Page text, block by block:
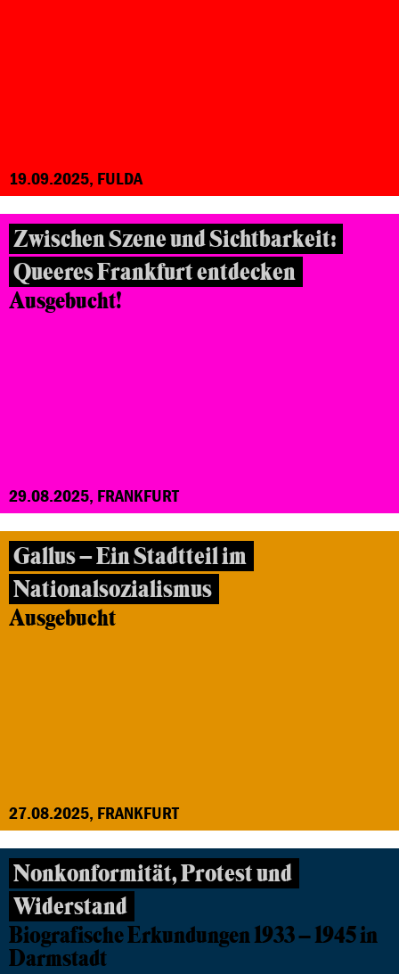
19.09.2025, FULDA
Zwischen Szene und Sichtbarkeit:
Queeres Frankfurt entdecken
Ausgebucht!
29.08.2025, FRANKFURT
Gallus – Ein Stadtteil im
Nationalsozialismus
Ausgebucht
27.08.2025, FRANKFURT
Nonkonformität, Protest und
Widerstand
Biografische Erkundungen 1933 – 1945 in
Darmstadt